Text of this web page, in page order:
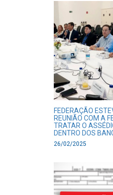
FEDERAÇÃO
REUNIÃO COM A
TRATAR O
DENTRO DOS
26/02/2025